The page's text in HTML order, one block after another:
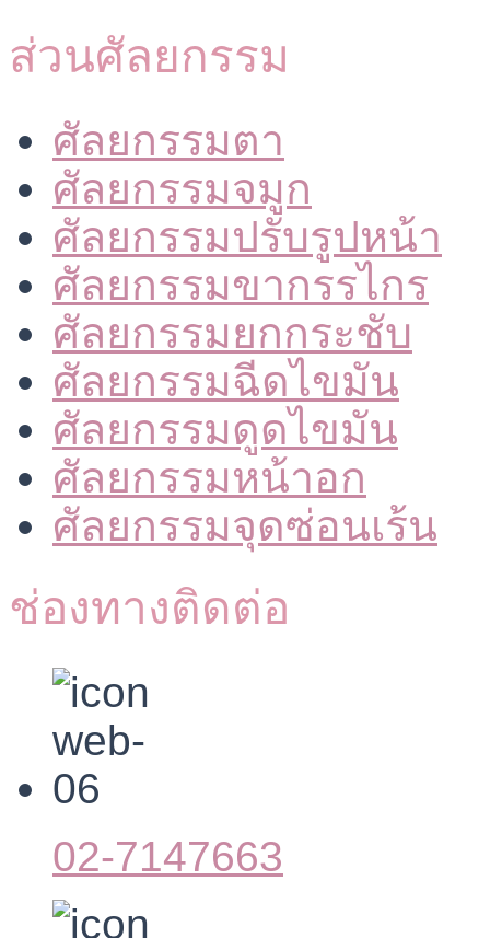
ส่วนศัลยกรรม
ศัลยกรรมตา
ศัลยกรรมจมูก
ศัลยกรรมปรับรูปหน้า
ศัลยกรรมขากรรไกร
ศัลยกรรมยกกระชับ
ศัลยกรรมฉีดไขมัน
ศัลยกรรมดูดไขมัน
ศัลยกรรมหน้าอก
ศัลยกรรมจุดซ่อนเร้น
ช่องทางติดต่อ
02-7147663